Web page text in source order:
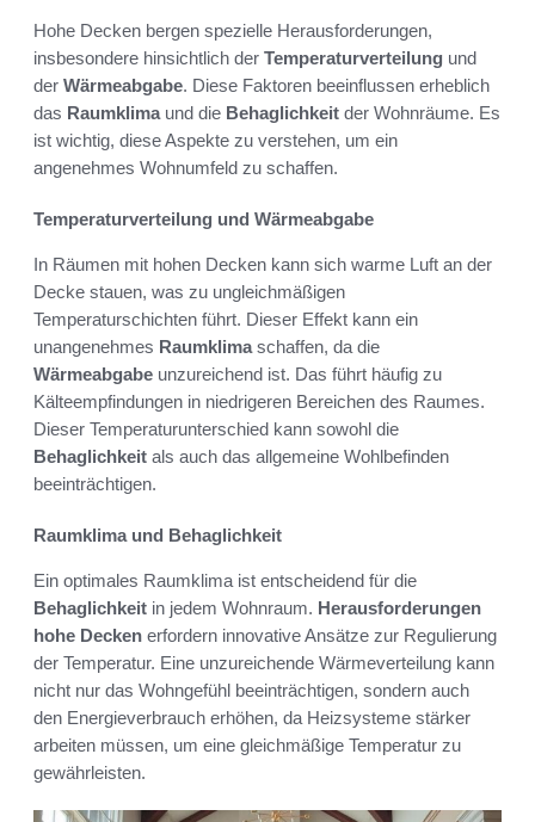
Hohe Decken bergen spezielle Herausforderungen,
insbesondere hinsichtlich der Temperaturverteilung und
der Wärmeabgabe. Diese Faktoren beeinflussen erheblich
das Raumklimaund die Behaglichkeit der Wohnräume. Es
ist wichtig, diese Aspekte zu verstehen, um ein
angenehmes Wohnumfeld zu schaffen.
Temperaturverteilung und Wärmeabgabe
In Räumen mit hohen Decken kann sich warme Luft an der
Decke stauen, was zu ungleichmäßigen
Temperaturschichten führt. Dieser Effekt kann ein
unangenehmes Raumklimaschaffen, da die
Wärmeabgabe unzureichend ist. Das führt häufig zu
Kälteempfindungen in niedrigeren Bereichen des Raumes.
Dieser Temperaturunterschied kann sowohl die
Behaglichkeit als auch das allgemeine Wohlbefinden
beeinträchtigen.
Raumklima und Behaglichkeit
Ein optimales Raumklima ist entscheidend für die
Behaglichkeit in jedem Wohnraum. Herausforderungen
hohe Decken erfordern innovative Ansätze zur Regulierung
der Temperatur. Eine unzureichende Wärmeverteilung kann
nicht nur das Wohngefühl beeinträchtigen, sondern auch
den Energieverbrauch erhöhen, da Heizsysteme stärker
arbeiten müssen, um eine gleichmäßige Temperatur zu
gewährleisten.